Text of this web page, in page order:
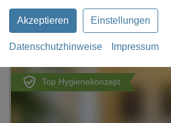
Akzeptieren Einstellungen
Datenschutzhinweise Impressum
Cum Laude
Top Hygienekonzept